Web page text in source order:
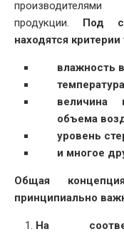
продукции. Под
находятся
влажность
величина
объема
уровень
и многое
Общая
принципиально
На